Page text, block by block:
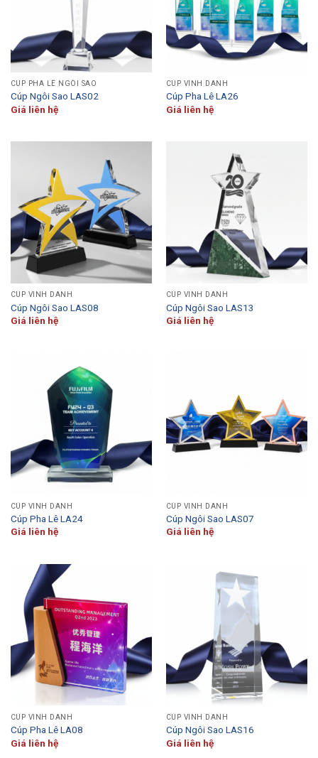
CÚP PHA LÊ NGÔI SAO
Cúp Ngôi Sao LAS02
Giá liên hệ
CÚP VINH DANH
Cúp Pha Lê LA26
Giá liên hệ
CÚP VINH DANH
Cúp Ngôi Sao LAS08
Giá liên hệ
CÚP VINH DANH
Cúp Ngôi Sao LAS13
Giá liên hệ
CÚP VINH DANH
Cúp Pha Lê LA24
Giá liên hệ
CÚP VINH DANH
Cúp Ngôi Sao LAS07
Giá liên hệ
CÚP VINH DANH
Cúp Pha Lê LA08
Giá liên hệ
CÚP VINH DANH
Cúp Ngôi Sao LAS16
Giá liên hệ